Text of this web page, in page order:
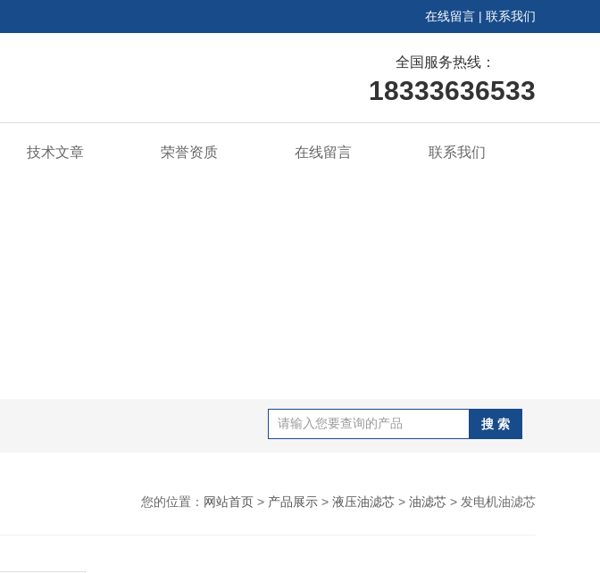
在线留言 | 联系我们
全国服务热线：
18333636533
技术文章 荣誉资质 在线留言 联系我们
您的位置： 网站首页 > 产品展示 > 液压油滤芯 > 油滤芯 > 发电机油滤芯